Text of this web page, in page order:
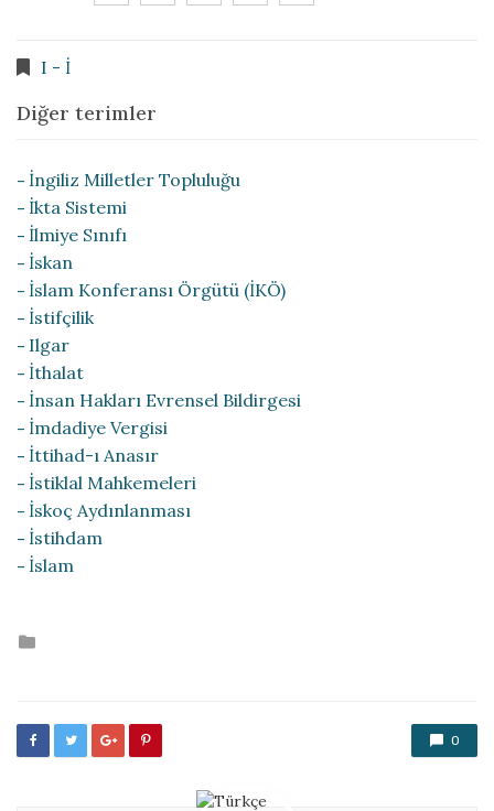
I - İ
Diğer terimler
İngiliz Milletler Topluluğu
İkta Sistemi
İlmiye Sınıfı
İskan
İslam Konferansı Örgütü (İKÖ)
İstifçilik
Ilgar
İthalat
İnsan Hakları Evrensel Bildirgesi
İmdadiye Vergisi
İttihad-ı Anasır
İstiklal Mahkemeleri
İskoç Aydınlanması
İstihdam
İslam
0